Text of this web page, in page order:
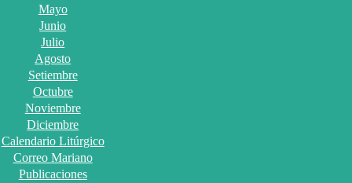
Mayo
Junio
Julio
Agosto
Setiembre
Octubre
Noviembre
Diciembre
Calendario Litúrgico
Correo Mariano
Publicaciones